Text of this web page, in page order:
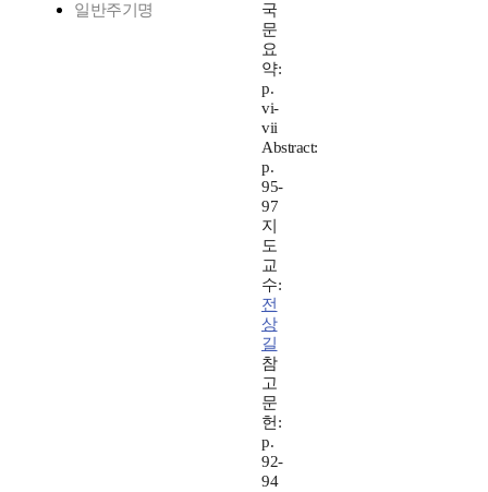
일반주기명
국
문
요
약:
p.
vi-
vii
Abstract:
p.
95-
97
지
도
교
수:
전
상
길
참
고
문
헌:
p.
92-
94